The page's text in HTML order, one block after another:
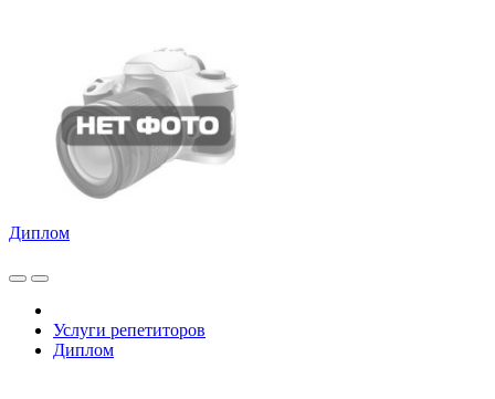
Диплом
Услуги репетиторов
Диплом